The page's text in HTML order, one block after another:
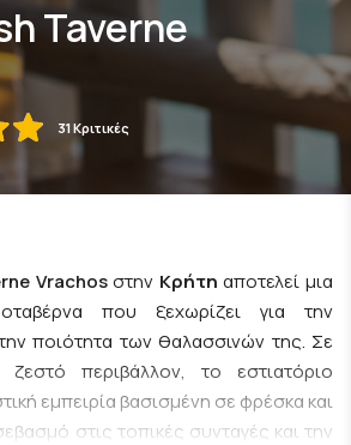
Taverne
31 Κριτικές
Vrachosστην Κρήτηαποτελεί μια
που ξεχωρίζει για την
ποιότητα των θαλασσινών της. Σε
περιβάλλον, το εστιατόριο
εμπειρία βασισμένη σε φρέσκα και
στις τοπικές συνταγές και την